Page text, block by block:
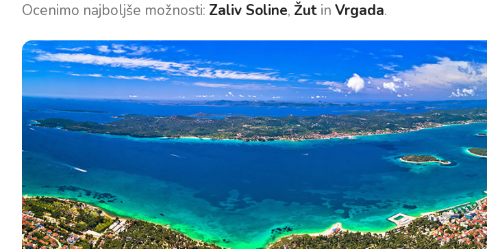
Ocenimo najboljše možnosti: Zaliv Soline, Žut in Vrgada.
Kontakt Naša Flota Storitve